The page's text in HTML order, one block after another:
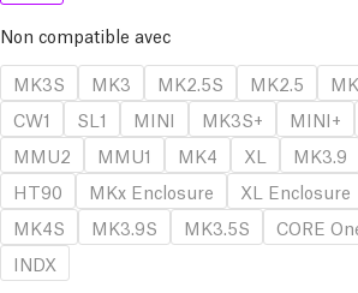
Non compatible avec
MK3S
MK3 MK2.5S MK2.5
CW1
SL1 MINI MK3S+ MINI+
MMU2
MMU1 MK4 XL MK3.9
HT90
MKx Enclosure XL Enclosure
MK4S
MK3.9S MK3.5S CORE
INDX